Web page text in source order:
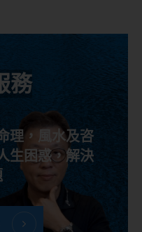
務
理，風水及咨
生困惑，解決